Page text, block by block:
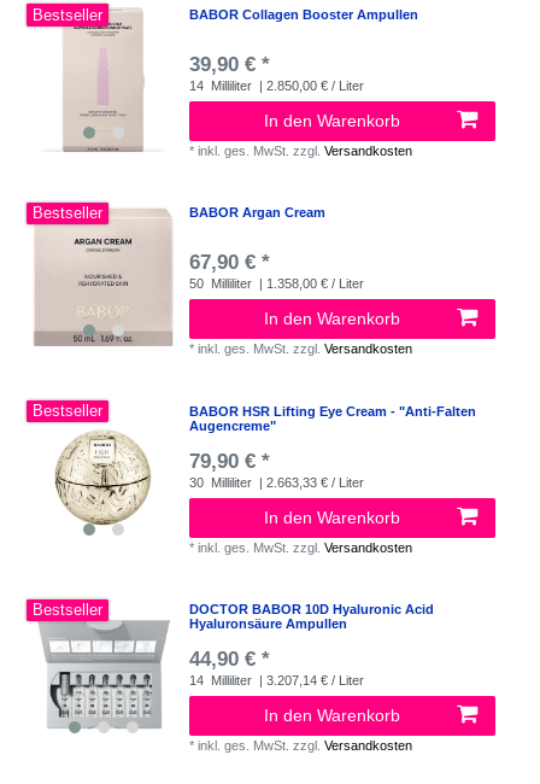
Bestseller BABOR Collagen Booster Ampullen
39,90 € *
14 Milliliter | 2.850,00 € / Liter
In den Warenkorb
*inkl. ges. MwSt. zzgl.Versandkosten
Bestseller BABOR Argan Cream
67,90 € *
50 Milliliter | 1.358,00 € / Liter
In den Warenkorb
*inkl. ges. MwSt. zzgl.Versandkosten
Bestseller
BABOR HSR Lifting Eye Cream - "Anti-Falten
Augencreme"
79,90 € *
30 Milliliter | 2.663,33 € / Liter
In den Warenkorb
*inkl. ges. MwSt. zzgl.Versandkosten
Bestseller
DOCTOR BABOR 10D Hyaluronic Acid
Hyaluronsäure Ampullen
44,90 € *
14 Milliliter | 3.207,14 € / Liter
In den Warenkorb
*inkl. ges. MwSt. zzgl.Versandkosten